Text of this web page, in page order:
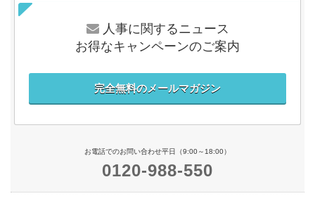
人事に関するニュース
お得なキャンペーンのご案内
完全無料のメールマガジン
お電話でのお問い合わせ平日（9:00～18:00）
0120-988-550